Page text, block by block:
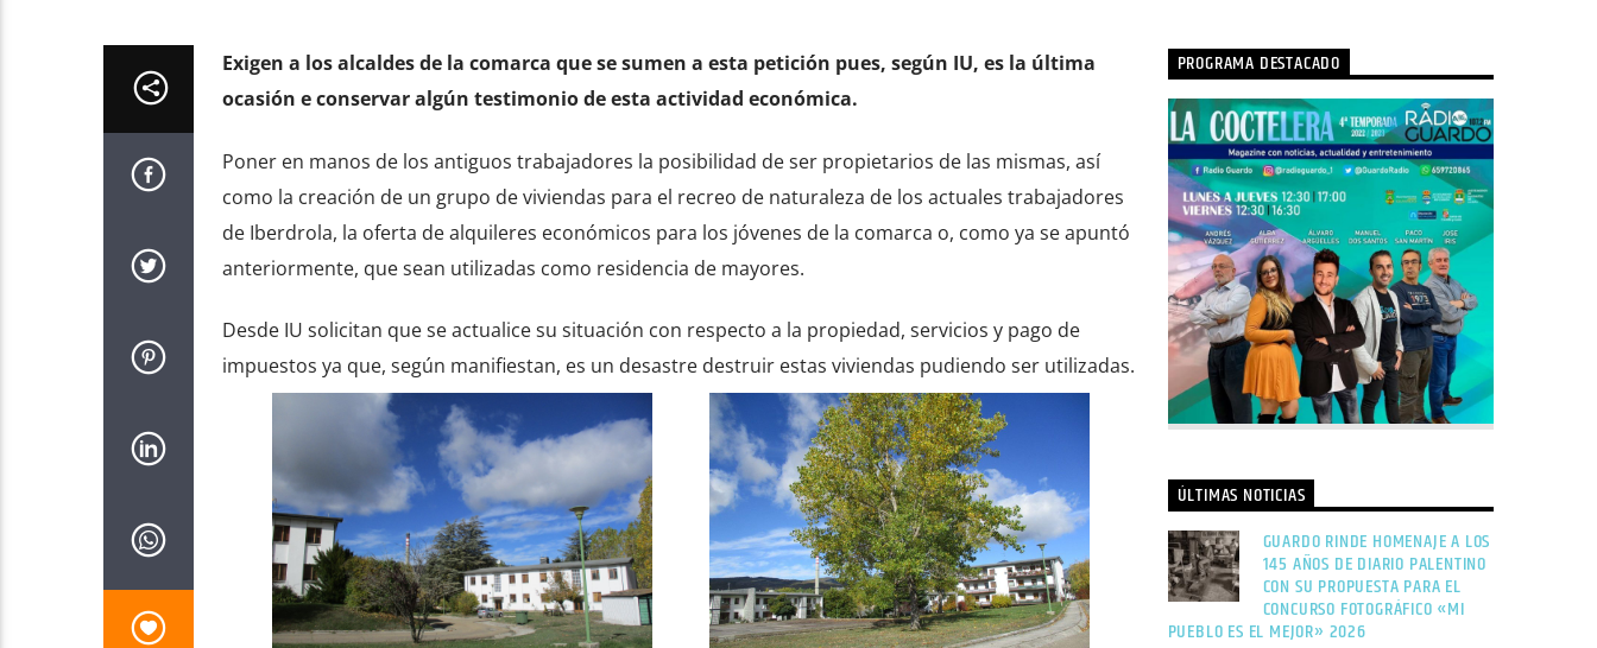
Exigen a los alcaldes de la comarca que se sumen a esta petición pues, según IU, es la última
ocasión e conservar algún testimonio de esta actividad económica.
Poner en manos de los antiguos trabajadores la posibilidad de ser propietarios de las mismas, así
como la creación de un grupo de viviendas para el recreo de naturaleza de los actuales trabajadores
de Iberdrola, la oferta de alquileres económicos para los jóvenes de la comarca o, como ya se apuntó
anteriormente, que sean utilizadas como residencia de mayores.
Desde IU solicitan que se actualice su situación con respecto a la propiedad, servicios y pago de
impuestos ya que, según manifiestan, es un desastre destruir estas viviendas pudiendo ser utilizadas.
PROGRAMA DESTACADO
ÚLTIMAS NOTICIAS
GUARDO RINDE HOMENAJE A LOS
145 AÑOS DE DIARIO PALENTINO
CON SU PROPUESTA PARA EL
CONCURSO FOTOGRÁFICO «MI
PUEBLO ES EL MEJOR» 2026